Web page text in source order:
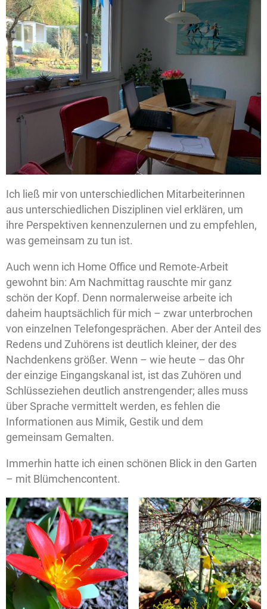
Ich ließ mir von unterschiedlichen Mitarbeiterinnen
aus unterschiedlichen Disziplinen viel erklären, um
ihre Perspektiven kennenzulernen und zu empfehlen,
was gemeinsam zu tun ist.
Auch wenn ich Home Office und Remote-Arbeit
gewohnt bin: Am Nachmittag rauschte mir ganz
schön der Kopf. Denn normalerweise arbeite ich
daheim hauptsächlich für mich – zwar unterbrochen
von einzelnen Telefongesprächen. Aber der Anteil des
Redens und Zuhörens ist deutlich kleiner, der des
Nachdenkens größer. Wenn – wie heute – das Ohr
der einzige Eingangskanal ist, ist das Zuhören und
Schlüsseziehen deutlich anstrengender; alles muss
über Sprache vermittelt werden, es fehlen die
Informationen aus Mimik, Gestik und dem
gemeinsam Gemalten.
Immerhin hatte ich einen schönen Blick in den Garten
– mit Blümchencontent.